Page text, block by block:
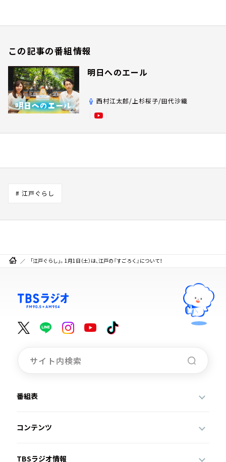
この記事の番組情報
明日へのエール
西村江太郎/上杉桜子/田代沙織
# 江戸ぐらし
「江戸ぐらし」。1月1日（土）は、江戸の『すごろく』について！
番組表
コンテンツ
TBSラジオ情報